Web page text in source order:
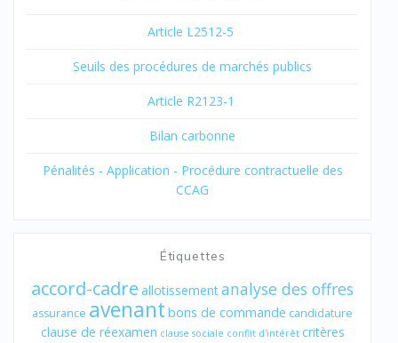
Article L2512-5
Seuils des procédures de marchés publics
Article R2123-1
Bilan carbonne
Pénalités - Application - Procédure contractuelle des
CCAG
Étiquettes
accord-cadre allotissementanalyse des offres
assurance avenant bons de commande candidature
clause de réexamen clause sociale conflit d'intérêt critères